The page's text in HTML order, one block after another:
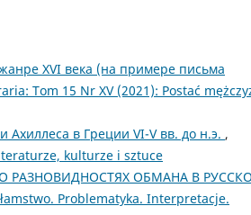
XVI века (на примере письма
Tom 15 Nr XV (2021): Postać
в Греции VI-V вв. до н.э. ,
kulturze i sztuce
РАЗНОВИДНОСТЯХ ОБМАНА В
Problematyka. Interpretacje.